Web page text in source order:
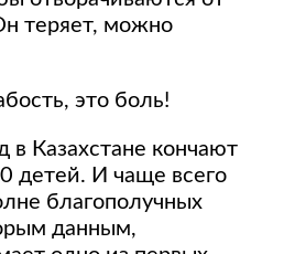
теряет, можно
это боль!
в Казахстане кончают
детей. И чаще всего
благополучных
данным,